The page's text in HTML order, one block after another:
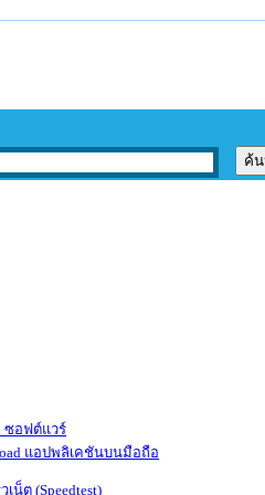
ซอฟต์แวร์
แอปพลิเคชันบนมือถือ
เน็ต (Speedtest)